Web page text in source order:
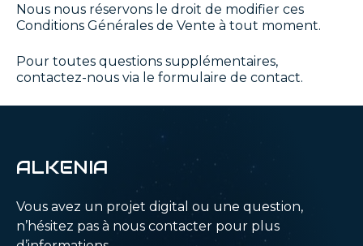
Nous nous réservons le droit de modifier ces
Conditions Générales de Vente à tout moment.
Pour toutes questions supplémentaires,
contactez-nous via le formulaire de contact.
ALKENIA
Vous avez un projet digital ou une question,
n’hésitez pas à nous contacter pour plus